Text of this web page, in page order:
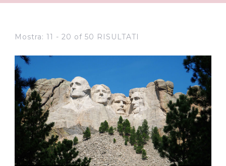
Mostra: 11 - 20 of 50 RISULTATI